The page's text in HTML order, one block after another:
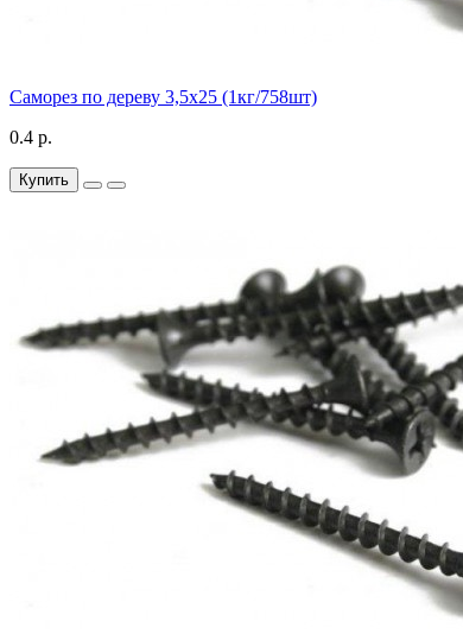
Саморез по дереву 3,5х25 (1кг/758шт)
0.4 р.
Купить